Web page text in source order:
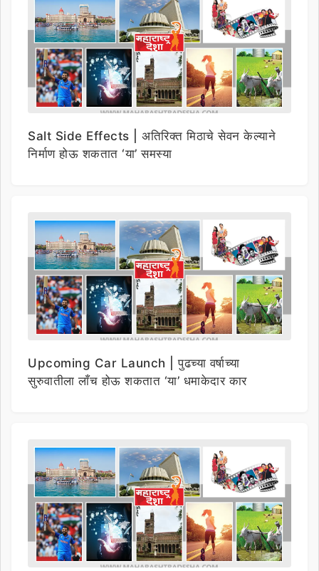
Salt Side Effects | अतिरिक्त मिठाचे सेवन केल्याने
निर्माण होऊ शकतात ‘या’ समस्या
Upcoming Car Launch | पुढच्या वर्षाच्या
सुरुवातीला लाँच होऊ शकतात ‘या’ धमाकेदार कार